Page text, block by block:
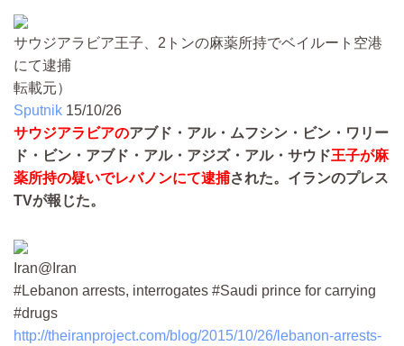
サウジアラビア王子、2トンの麻薬所持でベイルート空港
にて逮捕
転載元）
Sputnik 15/10/26
サウジアラビアのアブド・アル・ムフシン・ビン・ワリー
ド・ビン・アブド・アル・アジズ・アル・サウド王子が麻
薬所持の疑いでレバノンにて逮捕された。イランのプレス
TVが報じた。
Iran@Iran
#Lebanon arrests, interrogates #Saudi prince for carrying
#drugs
http://theiranproject.com/blog/2015/10/26/lebanon-arrests-